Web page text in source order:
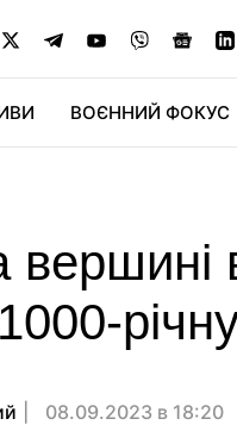
ВОЄННИЙ ФОКУС
08.09.2023 в 18:20